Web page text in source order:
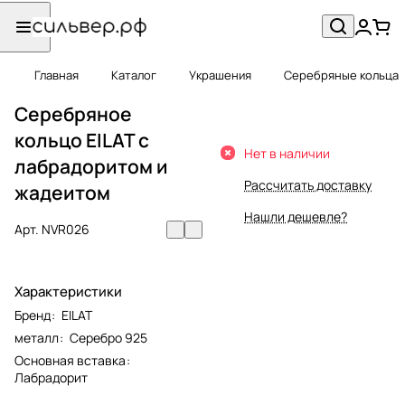
Главная Каталог Украшения Серебряные кольца
Серебряное
кольцо EILAT с
лабрадоритом и
жадеитом
Арт. NVR026
Характеристики
Бренд: EILAT
металл: Серебро 925
Основная вставка:
Лабрадорит
Нет в наличии
Рассчитать доставку
Нашли дешевле?